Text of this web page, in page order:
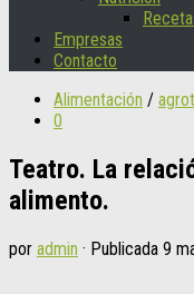
Empresas
Contacto
Alimentación /
0
Teatro. La
alimento.
por admin · Publicada 9